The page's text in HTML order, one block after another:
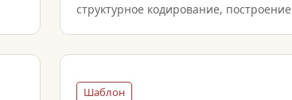
структурное кодирование, построение
Шаблон